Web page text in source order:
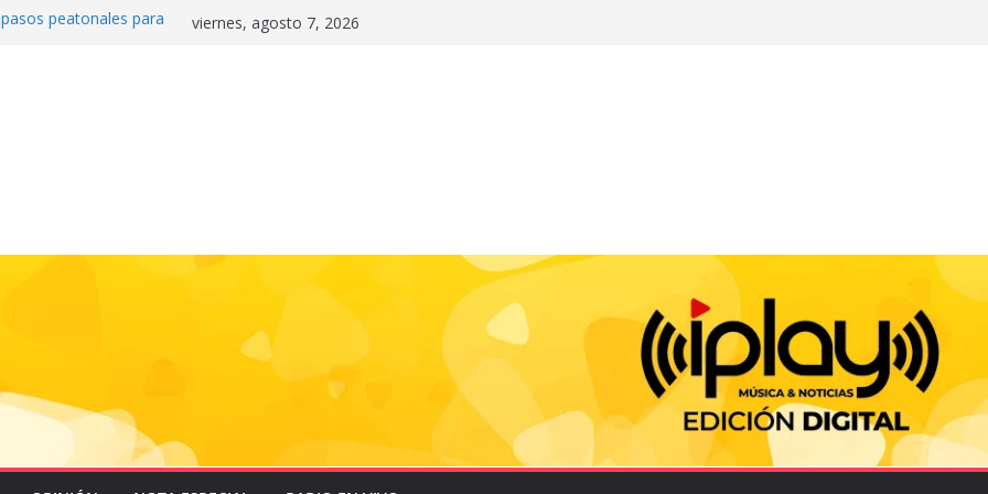
peatonales para
historia en el Draft
la motocicleta a la
2026
e impulsa triunfo de
viernes, agosto 7, 2026